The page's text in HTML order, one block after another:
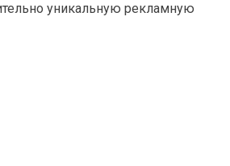
уникальную рекламную